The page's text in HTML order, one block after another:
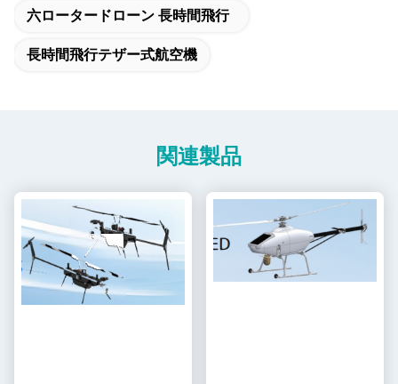
六ロータードローン 長時間飛行
長時間飛行テザー式航空機
関連製品